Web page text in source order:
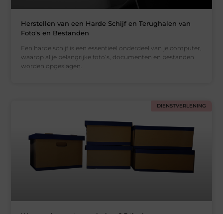
Herstellen van een Harde Schijf en Terughalen van
Foto's en Bestanden
Een harde schijf is een essentieel onderdeel van je computer,
waarop al je belangrijke foto’s, documenten en bestanden
worden opgeslagen.
DIENSTVERLENING